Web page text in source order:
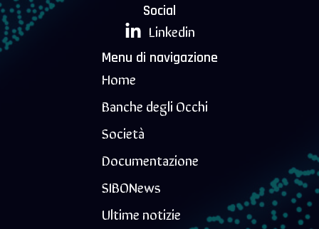
Social
Linkedin
Menu di navigazione
Home
Banche degli Occhi
Società
Documentazione
SIBONews
Ultime notizie